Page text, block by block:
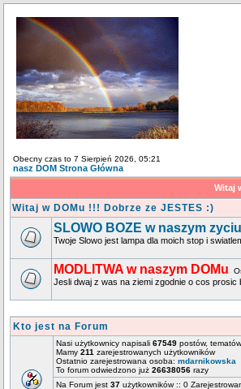
Obecny czas to 7 Sierpień 2026, 05:21
nasz DOM Strona Główna
Witaj
Witaj w DOMu !!! Dobrze ze JESTES :)
SLOWO BOZE w naszym zyciu
Twoje Slowo jest lampa dla moich stop i
MODLITWA w naszym DOMu
Jesli dwaj z was na ziemi zgodnie o cos
Kto jest na Forum
Nasi użytkownicy napisali 67549 postów,
Mamy 211 zarejestrowanych użytkowników
Ostatnio zarejestrowana osoba: mdarnikowska
To forum odwiedzono już 26638056 razy
Na Forum jest 37 użytkowników :: 0